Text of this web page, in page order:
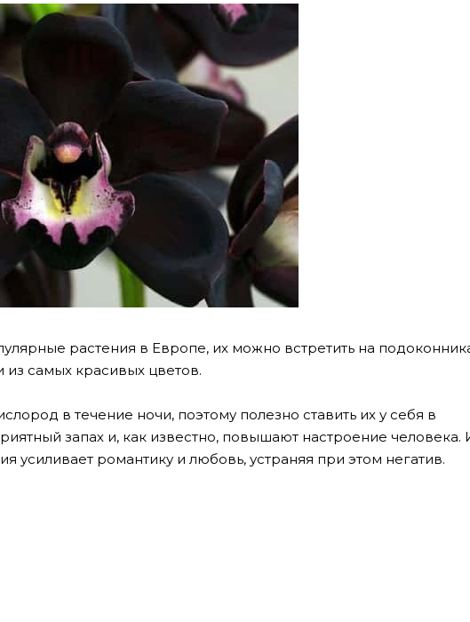
растения в Европе, их можно встретить на
из самых красивых цветов.
в течение ночи, поэтому полезно ставить их у себя в
запах и, как известно, повышают настроение человека.
усиливает романтику и любовь, устраняя при этом негатив.